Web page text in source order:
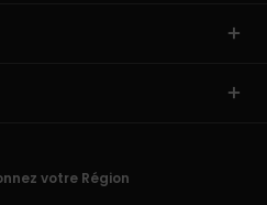
votre Région